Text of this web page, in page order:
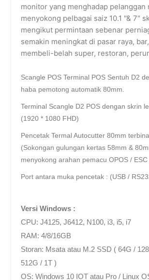
monitor yang menghadap pelanggan
menyokong pelbagai saiz 10.1 "& 7"
mengikut permintaan sebenar
semakin meningkat di pasar raya,
membeli-belah super, restoran,
Scangle POS Terminal POS Sentuh D2
haba pemotong automatik 80mm.
Terminal Scangle D2 POS dengan skrin
(1920 * 1080 FHD)
Pencetak Termal Autocutter 80mm
(Sokongan gulungan kertas 58mm &
menyokong arahan pemacu OPOS / ESC
Port antara muka pencetak : (USB /
Versi Windows :
CPU: J4125, J6412, N100, i3, i5, i7
RAM: 4/8/16GB
Storan: Msata atau M.2 SSD ( 64G /
512G / 1T )
OS:Windows 10 IOT atau Pro / Linux